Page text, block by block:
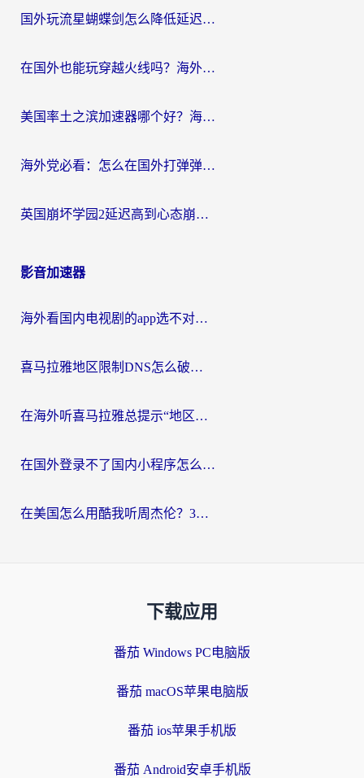
国外玩流星蝴蝶剑怎么降低延迟？海外党必看的加速秘籍（含欧洲鸣潮&彩虹岛优化攻略）
在国外也能玩穿越火线吗？海外玩家国服游戏畅玩终极指南
美国率土之滨加速器哪个好？海外党国服游戏畅玩终极指南（附多游戏解决方案）
海外党必看：怎么在国外打弹弹堂不卡？番茄加速器亲测指南
英国崩坏学园2延迟高到心态崩？海外党国服游戏加速终极指南
影音加速器
海外看国内电视剧的app选不对？这份回国加速器避坑指南帮你流畅追剧
喜马拉雅地区限制DNS怎么破？海外党听国内音乐听书的终极解决方案
在海外听喜马拉雅总提示“地区限制”？3步轻松解除+听国内音乐全攻略
在国外登录不了国内小程序怎么办？选对回国加速器，轻松解锁国内资源
在美国怎么用酷我听周杰伦？3步搞定海外听歌难题
下载应用
番茄 Windows PC电脑版
番茄 macOS苹果电脑版
番茄 ios苹果手机版
番茄 Android安卓手机版